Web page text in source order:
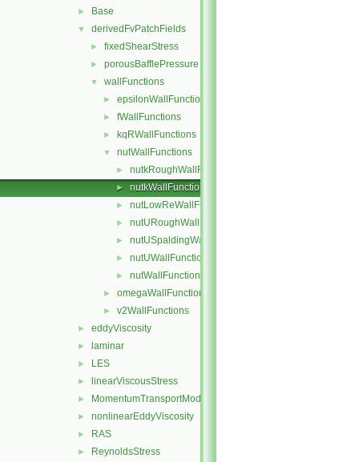
► Base
▼ derivedFvPatchFields
► fixedShearStress
► porousBafflePressure
▼ wallFunctions
► epsilonWallFunctions
► fWallFunctions
► kqRWallFunctions
▼ nutWallFunctions
► nutkRoughWallFunction
► nutkWallFunction
► nutLowReWallFunction
► nutURoughWallFunction
► nutUSpaldingWallFunction
► nutUWallFunction
► nutWallFunction
► omegaWallFunctions
► v2WallFunctions
► eddyViscosity
► laminar
► LES
► linearViscousStress
► MomentumTransportModel
► nonlinearEddyViscosity
► RAS
► ReynoldsStress